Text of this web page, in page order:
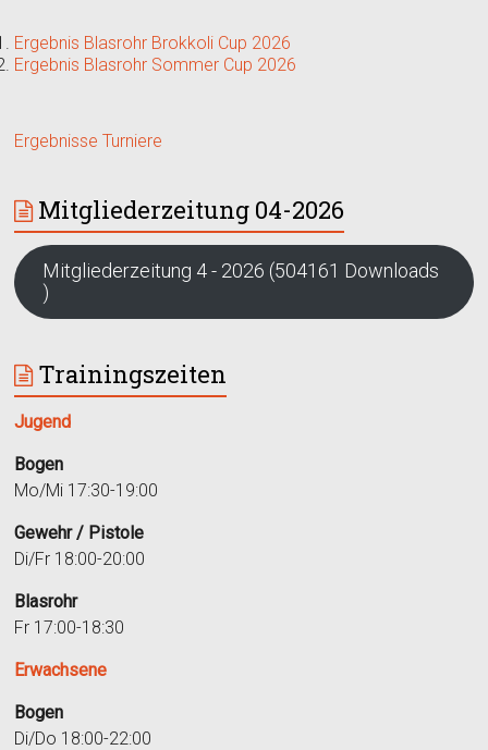
Ergebnis Blasrohr Brokkoli Cup 2026
Ergebnis Blasrohr Sommer Cup 2026
Ergebnisse Turniere
Mitgliederzeitung 04-2026
Mitgliederzeitung 4 - 2026 (504161 Downloads
)
Trainingszeiten
Jugend
Bogen
Mo/Mi 17:30-19:00
Gewehr / Pistole
Di/Fr 18:00-20:00
Blasrohr
Fr 17:00-18:30
Erwachsene
Bogen
Di/Do 18:00-22:00